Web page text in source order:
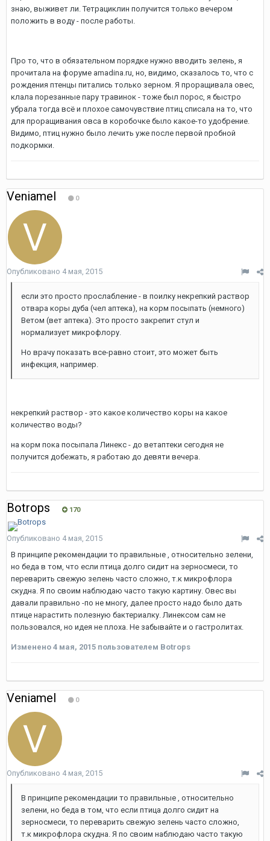
знаю, выживет ли. Тетрациклин получится только вечером
положить в воду - после работы.
Про то, что в обязательном порядке нужно вводить зелень, я
прочитала на форуме amadina.ru, но, видимо, сказалось то, что с
рождения птенцы питались только зерном. Я проращивала овес,
клала порезанные пару травинок - тоже был порос, я быстро
убрала тогда всё и плохое самочувствие птиц списала на то, что
для проращивания овса в коробочке было какое-то удобрение.
Видимо, птиц нужно было лечить уже после первой пробной
подкормки.
Veniamel 0
Опубликовано 4 мая, 2015
если это просто прослабление - в поилку некрепкий раствор
отвара коры дуба (чел аптека), на корм посыпать (немного)
Ветом (вет аптека). Это просто закрепит стул и
нормализует микрофлору.
Но врачу показать все-равно стоит, это может быть
инфекция, например.
некрепкий раствор - это какое количество коры на какое
количество воды?
на корм пока посыпала Линекс - до ветаптеки сегодня не
получится добежать, я работаю до девяти вечера.
Botrops 170
Опубликовано 4 мая, 2015
В принципе рекомендации то правильные , относительно зелени,
но беда в том, что если птица долго сидит на зерносмеси, то
переварить свежую зелень часто сложно, т.к микрофлора
скудна. Я по своим наблюдаю часто такую картину. Овес вы
давали правильно -по не многу, далее просто надо было дать
птице нарастить полезную бактериалку. Линексом сам не
пользовался, но идея не плоха. Не забывайте и о гастролитах.
Изменено 4 мая, 2015 пользователем Botrops
Veniamel 0
Опубликовано 4 мая, 2015
В принципе рекомендации то правильные , относительно
зелени, но беда в том, что если птица долго сидит на
зерносмеси, то переварить свежую зелень часто сложно,
т.к микрофлора скудна. Я по своим наблюдаю часто такую